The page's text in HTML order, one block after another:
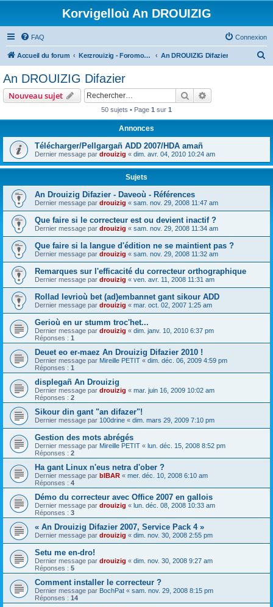
Korvigelloù An DROUIZIG
FAQ Connexion
Accueil du forum Kerzrouizig - Foromoù An Drouizig An DROUIZIG Difazier
e
r
An DROUIZIG Difazier
Nouveau sujet Rechercher
50 sujets • Page 1 sur 1
Annonces
Télécharger/Pellgargañ ADD 2007/HDA amañ
Dernier message par drouizig « dim. avr. 04, 2010 10:24 am
Sujets
An Drouizig Difazier - Daveoù - Références
Dernier message par drouizig « sam. nov. 29, 2008 11:47 am
Que faire si le correcteur est ou devient inactif ?
Dernier message par drouizig « sam. nov. 29, 2008 11:34 am
Que faire si la langue d'édition ne se maintient pas ?
Dernier message par drouizig « sam. nov. 29, 2008 11:32 am
Remarques sur l'efficacité du correcteur orthographique
Dernier message par drouizig « ven. avr. 11, 2008 11:31 am
Rollad levrioù bet (ad)embannet gant sikour ADD
Dernier message par drouizig « mar. oct. 02, 2007 1:25 am
Gerioù en ur stumm troc'het...
Dernier message par drouizig « dim. janv. 10, 2010 6:37 pm
Réponses : 1
Deuet eo er-maez An Drouizig Difazier 2010 !
Dernier message par Mireille PETIT « dim. déc. 06, 2009 4:59 pm
Réponses : 1
displegañ An Drouizig
Dernier message par drouizig « mar. juin 16, 2009 10:02 am
Réponses : 2
Sikour din gant "an difazer"!
Dernier message par 100drine « dim. mars 29, 2009 7:10 pm
Gestion des mots abrégés
Dernier message par Mireille PETIT « lun. déc. 15, 2008 8:52 pm
Réponses : 2
Ha gant Linux n'eus netra d'ober ?
Dernier message par bIBAR « mer. déc. 10, 2008 6:10 am
Réponses : 4
Démo du correcteur avec Office 2007 en gallois
Dernier message par drouizig « lun. déc. 08, 2008 10:33 am
Réponses : 3
« An Drouizig Difazier 2007, Service Pack 4 »
Dernier message par drouizig « dim. nov. 30, 2008 2:55 pm
Setu me en-dro!
Dernier message par drouizig « dim. nov. 30, 2008 9:27 am
Réponses : 5
Comment installer le correcteur ?
Dernier message par BochPat « sam. nov. 29, 2008 8:15 pm
Réponses : 14